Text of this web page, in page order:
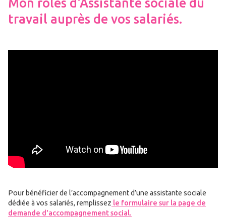
Mon rôles d'Assistante sociale du
travail auprès de vos salariés.
Pour bénéficier de l’accompagnement d’une assistante sociale
dédiée à vos salariés, remplissez le formulaire sur la page de
demande d'accompagnement social.